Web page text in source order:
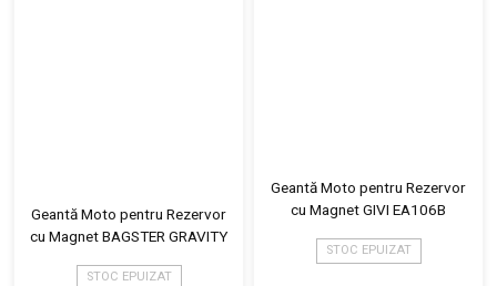
Geantă Moto pentru Rezervor
cu Magnet BAGSTER GRAVITY
STOC EPUIZAT
Geantă Moto pentru Rezervor
cu Magnet GIVI EA106B
STOC EPUIZAT